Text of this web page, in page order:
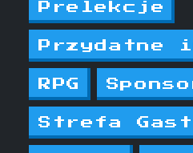
Prelekcje
Przydatne
RPG
Strefa